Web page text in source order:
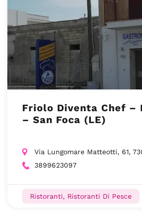
Friolo Diventa Chef – Ristorante
– San Foca (LE)
Via Lungomare Matteotti, 61,
3899623097
Ristoranti, Ristoranti Di Pesce